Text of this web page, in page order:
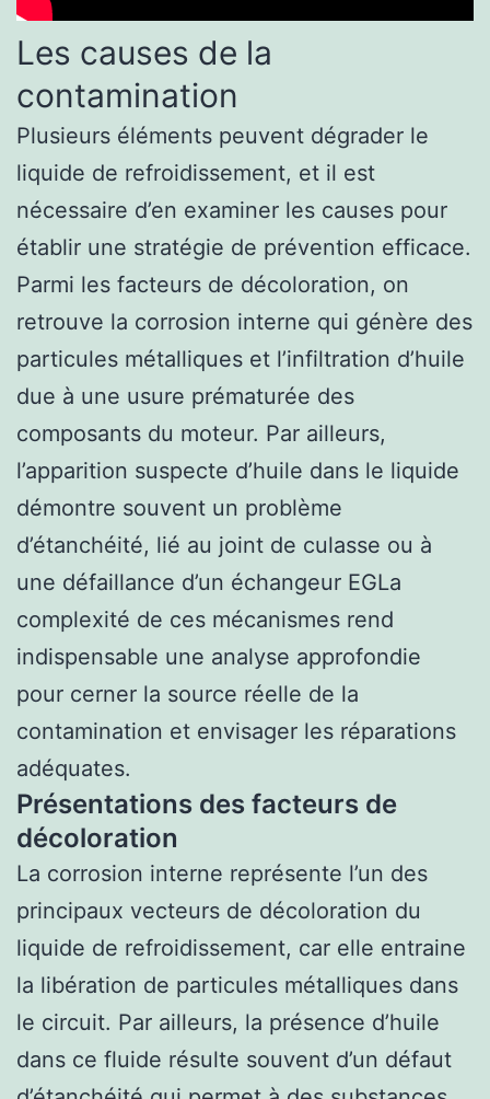
Les causes de la
contamination
Plusieurs éléments peuvent dégrader le
liquide de refroidissement, et il est
nécessaire d’en examiner les causes pour
établir une stratégie de prévention efficace.
Parmi les facteurs de décoloration, on
retrouve la corrosion interne qui génère des
particules métalliques et l’infiltration d’huile
due à une usure prématurée des
composants du moteur. Par ailleurs,
l’apparition suspecte d’huile dans le liquide
démontre souvent un problème
d’étanchéité, lié au joint de culasse ou à
une défaillance d’un échangeur EGLa
complexité de ces mécanismes rend
indispensable une analyse approfondie
pour cerner la source réelle de la
contamination et envisager les réparations
adéquates.
Présentations des facteurs de
décoloration
La corrosion interne représente l’un des
principaux vecteurs de décoloration du
liquide de refroidissement, car elle entraine
la libération de particules métalliques dans
le circuit. Par ailleurs, la présence d’huile
dans ce fluide résulte souvent d’un défaut